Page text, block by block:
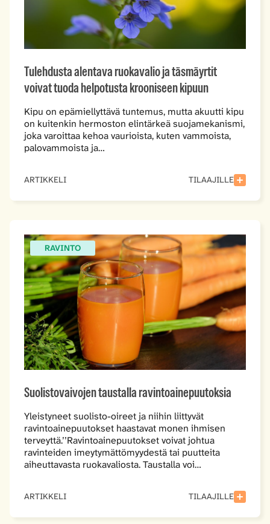
Tulehdusta alentava ruokavalio ja täsmäyrtit
voivat tuoda helpotusta krooniseen kipuun
Kipu on epämiellyttävä tuntemus, mutta akuutti kipu
on kuitenkin hermoston elintärkeä suojamekanismi,
joka varoittaa kehoa vaurioista, kuten vammoista,
palovammoista ja…
ARTIKKELI TILAAJILLE
RAVINTO
Suolistovaivojen taustalla ravintoainepuutoksia
Yleistyneet suolisto-oireet ja niihin liittyvät
ravintoainepuutokset haastavat monen ihmisen
terveyttä.’’Ravintoainepuutokset voivat johtua
ravinteiden imeytymättömyydestä tai puutteita
aiheuttavasta ruokavaliosta. Taustalla voi…
ARTIKKELI TILAAJILLE